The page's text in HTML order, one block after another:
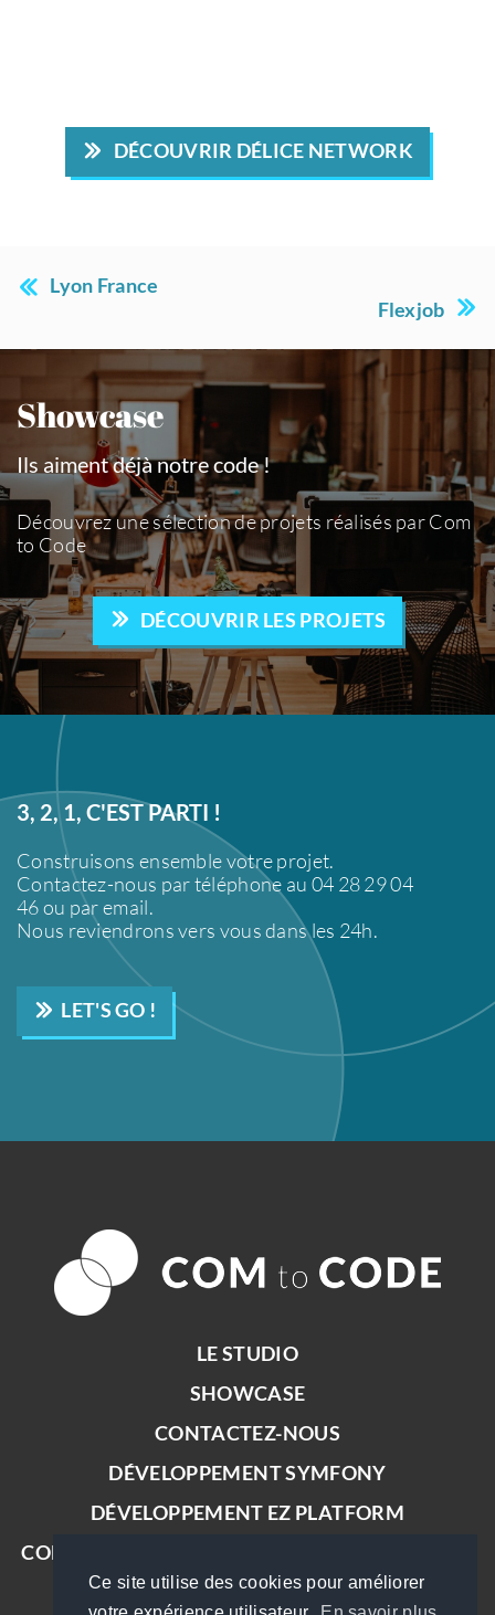
Ce site utilise des cookies pour améliorer
DÉCOUVRIR DÉLICE NETWORK
Lyon France
Flexjob
Showcase
Ils aiment déjà notre code !
Découvrez une sélection de projets réalisés par Com
to Code
DÉCOUVRIR LES PROJETS
3, 2, 1, C'EST PARTI !
Construisons ensemble votre projet.
Contactez-nous par téléphone au 04 28 29 04
46 ou par email.
Nous reviendrons vers vous dans les 24h.
LET'S GO !
LE STUDIO
SHOWCASE
CONTACTEZ-NOUS
DÉVELOPPEMENT SYMFONY
DÉVELOPPEMENT EZ PLATFORM
COM TO CODE EST PARTENAIRE PLATFORM.SH